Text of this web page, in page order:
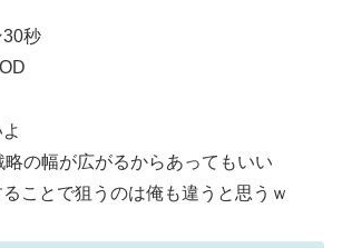
秒
の幅が広がるからあってもいい
ことで狙うのは俺も違うと思うｗ